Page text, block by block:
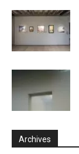
Archives